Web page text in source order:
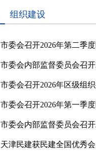
组织建设
市委会召开2026年第二季
市委会内部监督委员会召
市委会召开2026年区级组
市委会召开2026年第一季
市委会内部监督委员会召
天津民建获民建全国优秀